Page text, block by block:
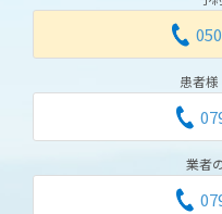
患者
業者